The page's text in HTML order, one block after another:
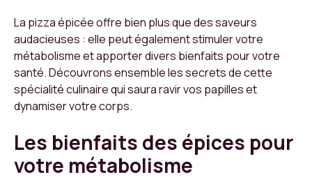
La pizza épicée offre bien plus que des saveurs
audacieuses : elle peut également stimuler votre
métabolisme et apporter divers bienfaits pour votre
santé. Découvrons ensemble les secrets de cette
spécialité culinaire qui saura ravir vos papilles et
dynamiser votre corps.
Les bienfaits des épices pour
votre métabolisme